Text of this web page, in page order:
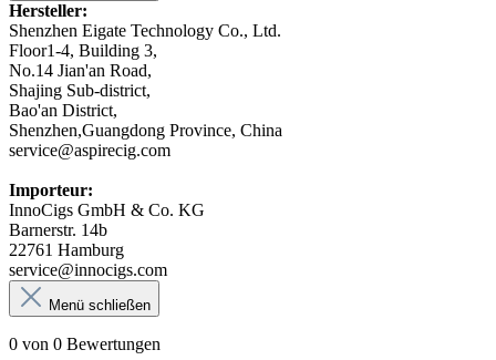
Hersteller:
Shenzhen Eigate Technology Co., Ltd.
Floor1-4, Building 3,
No.14 Jian'an Road,
Shajing Sub-district,
Bao'an District,
Shenzhen,Guangdong Province, China
service@aspirecig.com
Importeur:
InnoCigs GmbH & Co. KG
Barnerstr. 14b
22761 Hamburg
service@innocigs.com
Menü schließen
0 von 0 Bewertungen